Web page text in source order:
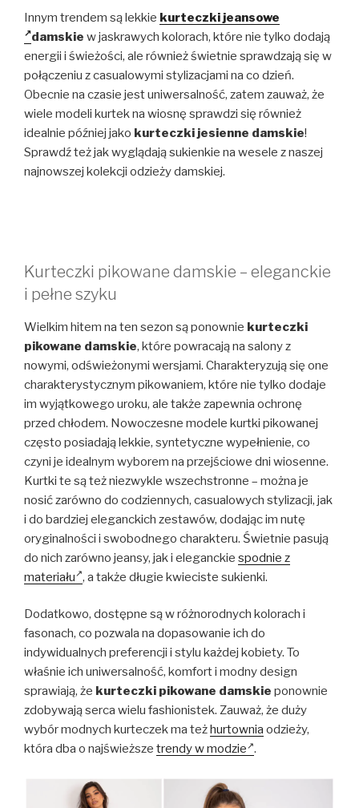
Innym trendem są lekkie kurteczki jeansowe
damskie w jaskrawych kolorach, które nie tylko dodają
energii i świeżości, ale również świetnie sprawdzają się w
połączeniu z casualowymi stylizacjami na co dzień.
Obecnie na czasie jest uniwersalność, zatem zauważ, że
wiele modeli kurtek na wiosnę sprawdzi się również
idealnie później jako kurteczki jesienne damskie!
Sprawdź też jak wyglądają sukienkie na wesele z naszej
najnowszej kolekcji odzieży damskiej.
Kurteczki pikowane damskie – eleganckie
i pełne szyku
Wielkim hitem na ten sezon są ponownie kurteczki
pikowane damskie, które powracają na salony z
nowymi, odświeżonymi wersjami. Charakteryzują się one
charakterystycznym pikowaniem, które nie tylko dodaje
im wyjątkowego uroku, ale także zapewnia ochronę
przed chłodem. Nowoczesne modele kurtki pikowanej
często posiadają lekkie, syntetyczne wypełnienie, co
czyni je idealnym wyborem na przejściowe dni wiosenne.
Kurtki te są też niezwykle wszechstronne – można je
nosić zarówno do codziennych, casualowych stylizacji, jak
i do bardziej eleganckich zestawów, dodając im nutę
oryginalności i swobodnego charakteru. Świetnie pasują
do nich zarówno jeansy, jak i eleganckie spodnie z
materiału , a także długie kwieciste sukienki.
Dodatkowo, dostępne są w różnorodnych kolorach i
fasonach, co pozwala na dopasowanie ich do
indywidualnych preferencji i stylu każdej kobiety. To
właśnie ich uniwersalność, komfort i modny design
sprawiają, że kurteczki pikowane damskie ponownie
zdobywają serca wielu fashionistek. Zauważ, że duży
wybór modnych kurteczek ma teżhurtownia odzieży,
która dba o najświeższe trendy w modzie .